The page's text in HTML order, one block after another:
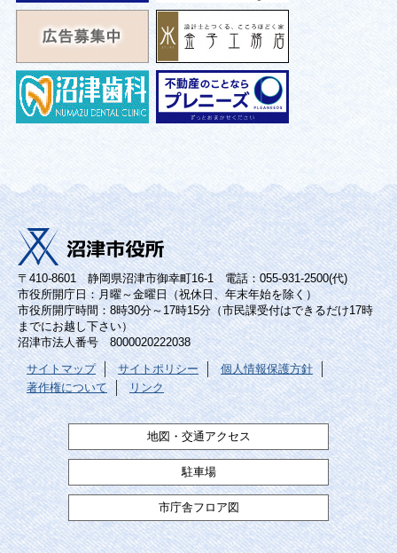
〒410-8601 静岡県沼津市御幸町16-1 電話：055-931-2500(代)
市役所開庁日：月曜～金曜日（祝休日、年末年始を除く）
市役所開庁時間：8時30分～17時15分（市民課受付はできるだけ17時
までにお越し下さい）
沼津市法人番号 8000020222038
サイトマップ サイトポリシー
個人情報保護方針
著作権について
リンク
地図・交通アクセス
駐車場
市庁舎フロア図